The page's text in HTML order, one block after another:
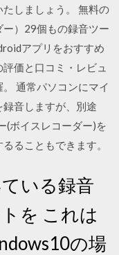
しましょう。 無料の
）29個もの録音ツー
アプリをおすすめ
価と口コミ・レビュ
通常パソコンにマイ
音しますが、別途
(ボイスレコーダー)を
ることもできます。
いる録音
を これは
の場